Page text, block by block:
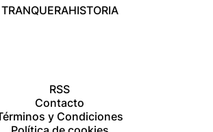
TRANQUERAHISTORIA
RSS
Contacto
y Condiciones